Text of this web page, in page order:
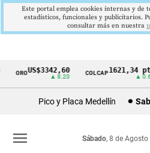
Cintillo
Colombia
OROUS$3342,60
▲ 8.20
COLCAP1621,34 pts
▲ 0.67
Pico y Placa Medellín
Sábado, 8 de
menu
Este portal emplea cookies internas y de
estadísticos, funcionales y publicitarios.
consultar más en nuestra